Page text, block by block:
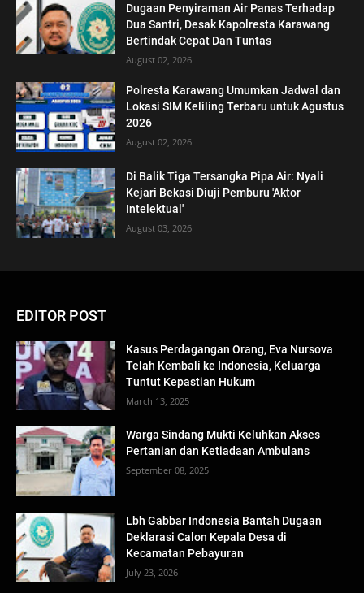
Dugaan Penyiraman Air Panas Terhadap
Dua Santri, Desak Kapolresta Karawang
Bertindak Cepat Dan Tuntas
August 02, 2026
Polresta Karawang Umumkan Jadwal dan
Lokasi SIM Keliling Terbaru untuk Agustus
2026
August 02, 2026
Di Balik Tiga Tersangka Pipa Air: Nyali
Kejari Bekasi Diuji Pemburu 'Aktor
Intelektual'
August 03, 2026
EDITOR POST
Kasus Perdagangan Orang, Eva Nursova
Telah Kembali ke Indonesia, Keluarga
Tuntut Kepastian Hukum
March 13, 2025
Warga Sindang Mukti Keluhkan Akses
Pertanian dan Ketiadaan Ambulans
September 08, 2025
Lbh Gabbar Indonesia Bantah Dugaan
Deklarasi Calon Kepala Desa di
Kecamatan Pebayuran
July 23, 2026